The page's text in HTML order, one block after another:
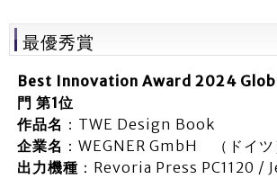
最優秀賞
Best Innovation Award 2024
門 第1位
作品名 ：TWE Design Book
企業名 ：WEGNER GmbH （ドイツ
出力機種 ：Revoria Press PC1120 /